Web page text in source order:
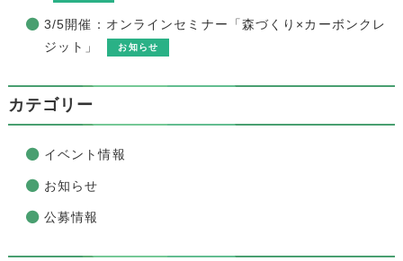
3/5開催：オンラインセミナー「森づくり×カーボンクレ
ジット」
お知らせ
カテゴリー
イベント情報
お知らせ
公募情報